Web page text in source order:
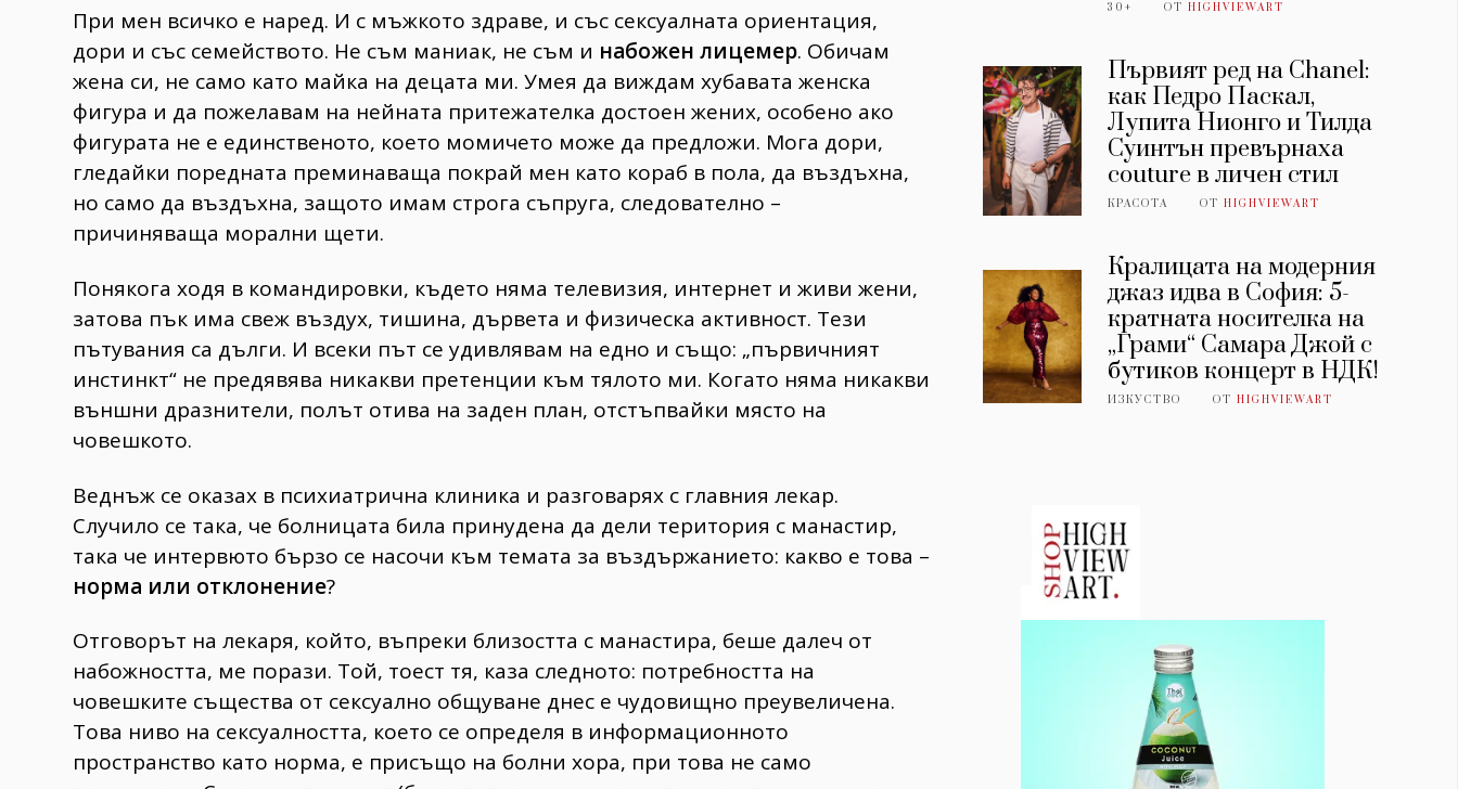
При мен всичко е наред. И с мъжкото здраве, и със сексуалната ориентация,
дори и със семейството. Не съм маниак, не съм и набожен лицемер. Обичам
жена си, не само като майка на децата ми. Умея да виждам хубавата женска
фигура и да пожелавам на нейната притежателка достоен жених, особено ако
фигурата не е единственото, което момичето може да предложи. Мога дори,
гледайки поредната преминаваща покрай мен като кораб в пола, да въздъхна,
но само да въздъхна, защото имам строга съпруга, следователно –
причиняваща морални щети.
Понякога ходя в командировки, където няма телевизия, интернет и живи жени,
затова пък има свеж въздух, тишина, дървета и физическа активност. Тези
пътувания са дълги. И всеки път се удивлявам на едно и също: „първичният
инстинкт“ не предявява никакви претенции към тялото ми. Когато няма никакви
външни дразнители, полът отива на заден план, отстъпвайки място на
човешкото.
Веднъж се оказах в психиатрична клиника и разговарях с главния лекар.
Случило се така, че болницата била принудена да дели територия с манастир,
така че интервюто бързо се насочи към темата за въздържанието: какво е това –
норма или отклонение?
Отговорът на лекаря, който, въпреки близостта с манастира, беше далеч от
набожността, ме порази. Той, тоест тя, каза следното: потребността на
човешките същества от сексуално общуване днес е чудовищно преувеличена.
Това ниво на сексуалността, което се определя в информационното
пространство като норма, е присъщо на болни хора, при това не само
30+ ОТHIGHVIEWART
Първият ред на Chanel:
как Педро Паскал,
Лупита Нионго и Тилда
Суинтън превърнаха
couture в личен стил
КРАСОТА ОТHIGHVIEWART
Кралицата на модерния
джаз идва в София: 5-
кратната носителка на
„Грами“ Самара Джой с
бутиков концерт в НДК!
ИЗКУСТВО ОТHIGHVIEWART